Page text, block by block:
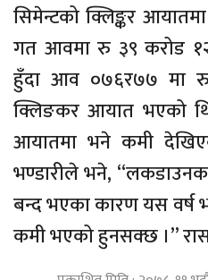
सिमेन्टको क्लिङ्कर
गत आवमा रु ३९ करोड
हुँदा आव ०७६र७७ मा
क्लिङकर आयात भएको
आयातमा भने कमी
भण्डारीले भने,
बन्द भएका कारण यस वर्ष
कमी भएको हुनसक्छ ।”